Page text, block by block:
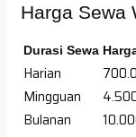
Harga Sewa
Durasi Sewa
Harian
Mingguan
Bulanan